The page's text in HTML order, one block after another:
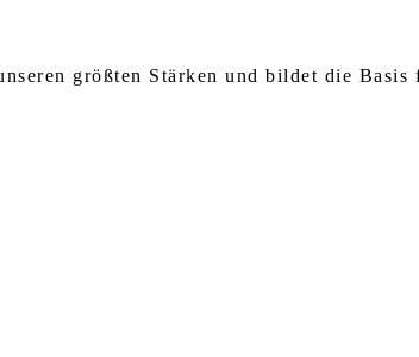
größten Stärken und bildet die